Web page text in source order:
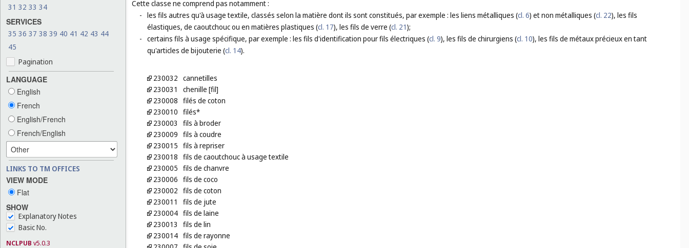
31 32 33 34
SERVICES
35 36 37 38 39 40 41 42 43 44
45
Pagination
LANGUAGE
English
French
English/French
French/English
LINKS TO TM OFFICES
VIEW MODE
Flat
SHOW
Explanatory Notes
Basic No.
NCLPUB v5.0.3
Cette classe ne comprend pas notamment :
- les fils autres qu'à usage textile, classés selon la matière dont ils sont constitués, par exemple : les liens métalliques (cl. 6) et non métalliques (cl. 22), les fils
élastiques, de caoutchouc ou en matières plastiques (cl. 17), les fils de verre (cl. 21);
- certains fils à usage spécifique, par exemple : les fils d'identification pour fils électriques (cl. 9), les fils de chirurgiens (cl. 10), les fils de métaux précieux en tant
qu'articles de bijouterie (cl. 14).
230032 cannetilles
230031
chenille [fil]
230008 filés de coton
230010 filés*
230003
fils à broder
230009 fils à coudre
230015 fils à repriser
230018 fils de caoutchouc à usage textile
230005 fils de chanvre
230006 fils de coco
230002 fils de coton
230011
fils de jute
230004 fils de laine
230013
fils de lin
230014 fils de rayonne